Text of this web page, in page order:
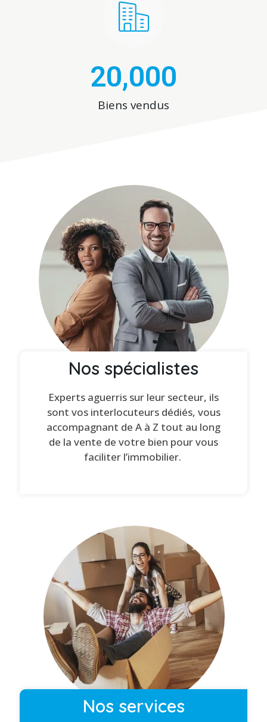
20,000
Biens vendus
Nos spécialistes
Experts aguerris sur leur secteur, ils
sont vos interlocuteurs dédiés, vous
accompagnant de A à Z tout au long
de la vente de votre bien pour vous
faciliter l’immobilier.
Nos services